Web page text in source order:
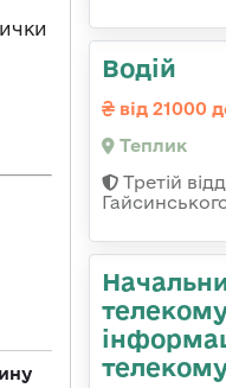
Водій
від 21000
Теплик
Третій